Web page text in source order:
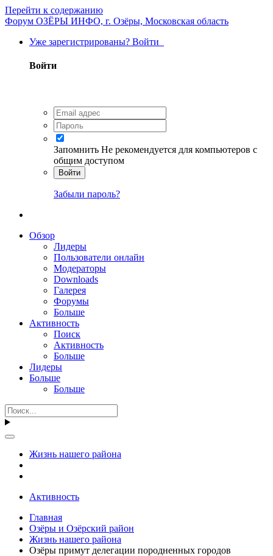
Перейти к содержанию
Форум ОЗЁРЫ ИНФО, г. Озёры, Московская область
Уже зарегистрированы? Войти
Войти
Запомнить Не рекомендуется для компьютеров с
общим доступом
Войти
Забыли пароль?
Обзор
Лидеры
Пользователи онлайн
Модераторы
Downloads
Галерея
Форумы
Больше
Активность
Поиск
Активность
Больше
Лидеры
Больше
Больше
Жизнь нашего района
Активность
Главная
Озёры и Озёрский район
Жизнь нашего района
Озёры примут делегации породненных городов